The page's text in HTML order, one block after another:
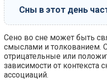
Сны в этот день
Сено во сне может быть
смыслами и толкованием.
отрицательные или
зависимости от контекста
ассоциаций.